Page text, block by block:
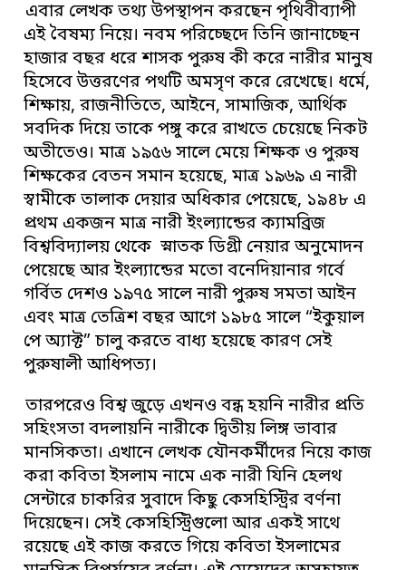
এবার লেখক তথ্য উপস্থাপন করছেন পৃথিবীব্যাপী
এই বৈষম্য নিয়ে। নবম পরিচ্ছেদে তিনি জানাচ্ছেন
হাজার বছর ধরে শাসক পুরুষ কী করে নারীর মানুষ
হিসেবে উত্তরণের পথটি অমসৃণ করে রেখেছে। ধর্মে,
শিক্ষায়, রাজনীতিতে, আইনে, সামাজিক, আর্থিক
সবদিক দিয়ে তাকে পঙ্গু করে রাখতে চেয়েছে নিকট
অতীতেও। মাত্র ১৯৫৬ সালে মেয়ে শিক্ষক ও পুরুষ
শিক্ষকের বেতন সমান হয়েছে, মাত্র ১৯৬৯ এ নারী
স্বামীকে তালাক দেয়ার অধিকার পেয়েছে, ১৯৪৮ এ
প্রথম একজন মাত্র নারী ইংল্যান্ডের ক্যামব্রিজ
বিশ্ববিদ্যালয় থেকে স্নাতক ডিগ্রী নেয়ার অনুমোদন
পেয়েছে আর ইংল্যান্ডের মতো বনেদিয়ানার গর্বে
গর্বিত দেশও ১৯৭৫ সালে নারী পুরুষ সমতা আইন
এবং মাত্র তেত্রিশ বছর আগে ১৯৮৫ সালে “ইকুয়াল
পে অ্যাক্ট” চালু করতে বাধ্য হয়েছে কারণ সেই
পুরুষালী আধিপত্য।
তারপরেও বিশ্ব জুড়ে এখনও বন্ধ হয়নি নারীর প্রতি
সহিংসতা বদলায়নি নারীকে দ্বিতীয় লিঙ্গ ভাবার
মানসিকতা। এখানে লেখক যৌনকর্মীদের নিয়ে কাজ
করা কবিতা ইসলাম নামে এক নারী যিনি হেলথ
সেন্টারে চাকরির সুবাদে কিছু কেসহিস্ট্রির বর্ণনা
দিয়েছেন। সেই কেসহিস্ট্রিগুলো আর একই সাথে
রয়েছে এই কাজ করতে গিয়ে কবিতা ইসলামের